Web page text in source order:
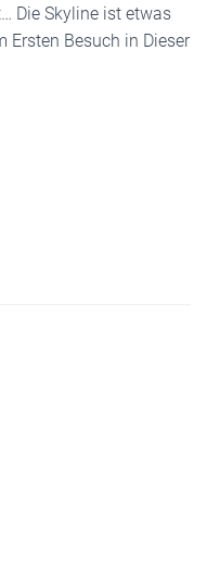
Die Skyline ist etwas
Ersten Besuch in Dieser